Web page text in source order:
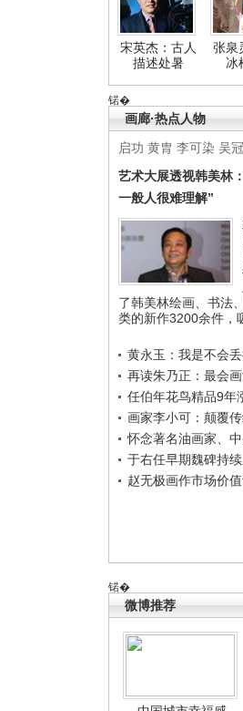
宋英杰：古人
描述处暑
张泉
冰
锘�
画廊·热点人物
启功 黄胄 李可染 吴
艺术大展透视韩美林
一般人很难理解”
了韩美林绘画、书法
类的新作3200余件，
黄永玉：我是不会
再读朱乃正：最会
任伯年花鸟精品9年
画家李小可：颠覆
怀念著名油画家、
于右任早期魏碑持
赵无极画作市场价
锘�
微博推荐